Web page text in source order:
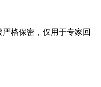
格保密，仅用于专家回